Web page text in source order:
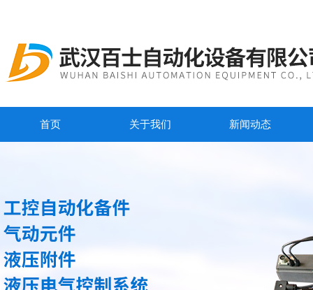
首页 关于我们 新闻动态